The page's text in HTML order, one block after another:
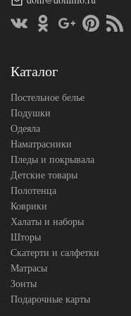
Размер
простыни
резинке)
Каталог
Постельное белье
Подушки
Одеяла
Наматрасники
Пледы и покрывала
Детские товары
Полотенца
Коврики
Халаты и наборы
Шторы
Скатерти и салфетки
Матрасы
Зонты
Подарочные карты